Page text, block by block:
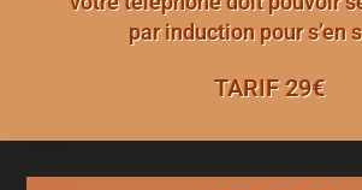
par induction pour s’en
TARIF 29€